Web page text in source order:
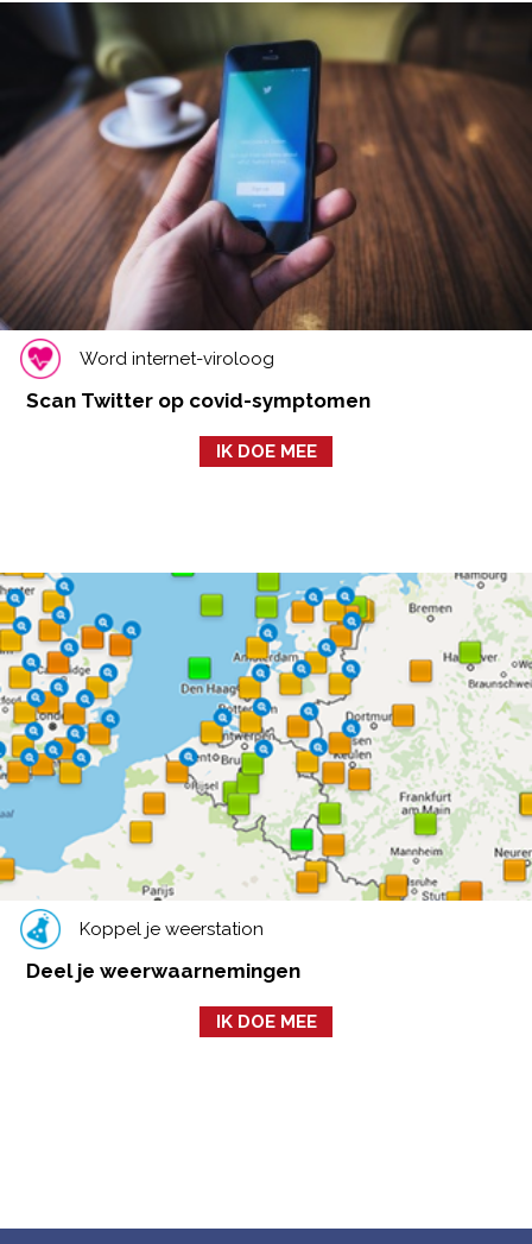
Word internet-viroloog
Scan Twitter op covid-symptomen
IK DOE MEE
Koppel je weerstation
Deel je weerwaarnemingen
IK DOE MEE